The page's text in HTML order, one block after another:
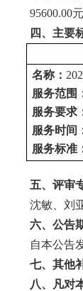
95600.00元
四、主要
名称：
服务范围
服务要求
服务时间
服务标准
五、 评审
沈敏、刘
六、公告
自本公告
七、其他
八、凡对